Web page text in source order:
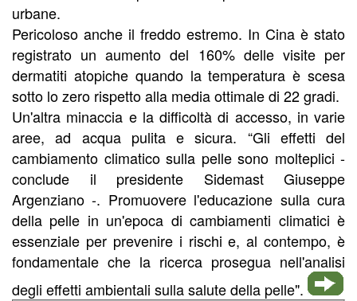
urbane.
Pericoloso anche il freddo estremo. In Cina è stato
registrato un aumento del 160% delle visite per
dermatiti atopiche quando la temperatura è scesa
sotto lo zero rispetto alla media ottimale di 22 gradi.
Un'altra minaccia e la difficoltà di accesso, in varie
aree, ad acqua pulita e sicura. “Gli effetti del
cambiamento climatico sulla pelle sono molteplici -
conclude il presidente Sidemast Giuseppe
Argenziano -. Promuovere l'educazione sulla cura
della pelle in un'epoca di cambiamenti climatici è
essenziale per prevenire i rischi e, al contempo, è
fondamentale che la ricerca prosegua nell'analisi
degli effetti ambientali sulla salute della pelle".